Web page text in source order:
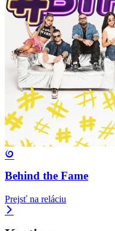
Behind the Fame
Prejsť na reláciu